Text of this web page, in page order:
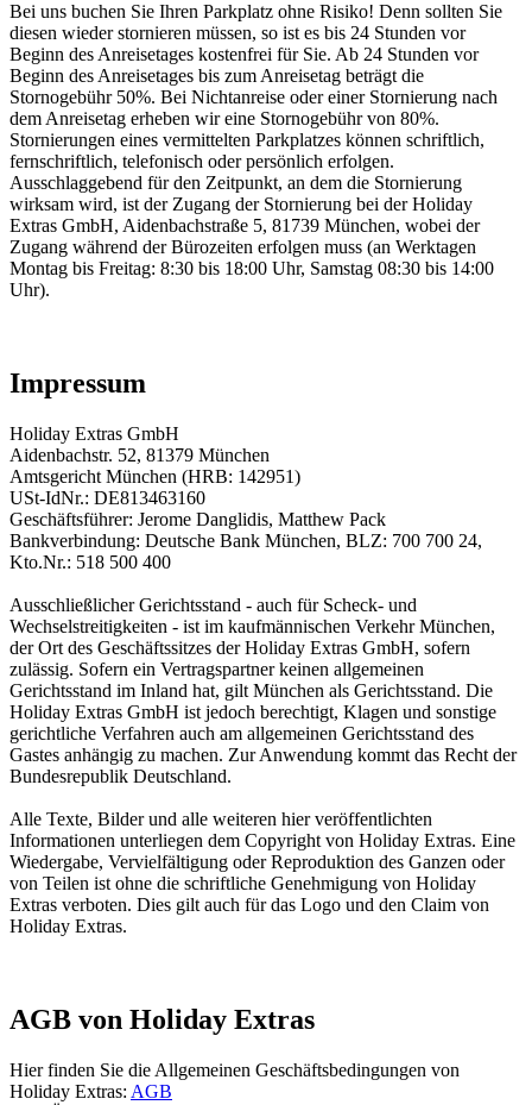
Bei uns buchen Sie Ihren Parkplatz ohne Risiko! Denn sollten Sie
diesen wieder stornieren müssen, so ist es bis 24 Stunden vor
Beginn des Anreisetages kostenfrei für Sie. Ab 24 Stunden vor
Beginn des Anreisetages bis zum Anreisetag beträgt die
Stornogebühr 50%. Bei Nichtanreise oder einer Stornierung nach
dem Anreisetag erheben wir eine Stornogebühr von 80%.
Stornierungen eines vermittelten Parkplatzes können schriftlich,
fernschriftlich, telefonisch oder persönlich erfolgen.
Ausschlaggebend für den Zeitpunkt, an dem die Stornierung
wirksam wird, ist der Zugang der Stornierung bei der Holiday
Extras GmbH, Aidenbachstraße 5, 81739 München, wobei der
Zugang während der Bürozeiten erfolgen muss (an Werktagen
Montag bis Freitag: 8:30 bis 18:00 Uhr, Samstag 08:30 bis 14:00
Uhr).
Impressum
Holiday Extras GmbH
Aidenbachstr. 52, 81379 München
Amtsgericht München (HRB: 142951)
USt-IdNr.: DE813463160
Geschäftsführer: Jerome Danglidis, Matthew Pack
Bankverbindung: Deutsche Bank München, BLZ: 700 700 24,
Kto.Nr.: 518 500 400
Ausschließlicher Gerichtsstand - auch für Scheck- und
Wechselstreitigkeiten - ist im kaufmännischen Verkehr München,
der Ort des Geschäftssitzes der Holiday Extras GmbH, sofern
zulässig. Sofern ein Vertragspartner keinen allgemeinen
Gerichtsstand im Inland hat, gilt München als Gerichtsstand. Die
Holiday Extras GmbH ist jedoch berechtigt, Klagen und sonstige
gerichtliche Verfahren auch am allgemeinen Gerichtsstand des
Gastes anhängig zu machen. Zur Anwendung kommt das Recht der
Bundesrepublik Deutschland.
Alle Texte, Bilder und alle weiteren hier veröffentlichten
Informationen unterliegen dem Copyright von Holiday Extras. Eine
Wiedergabe, Vervielfältigung oder Reproduktion des Ganzen oder
von Teilen ist ohne die schriftliche Genehmigung von Holiday
Extras verboten. Dies gilt auch für das Logo und den Claim von
Holiday Extras.
AGB von Holiday Extras
Hier finden Sie die Allgemeinen Geschäftsbedingungen von
Holiday Extras: AGB